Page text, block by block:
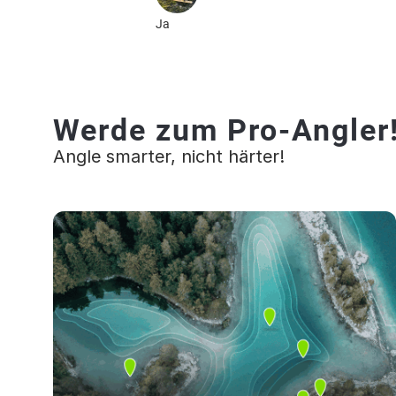
Ja
Werde zum Pro-
Angle smarter, nicht härter!